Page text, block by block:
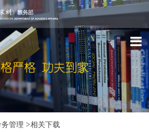
务管理 >相关下载